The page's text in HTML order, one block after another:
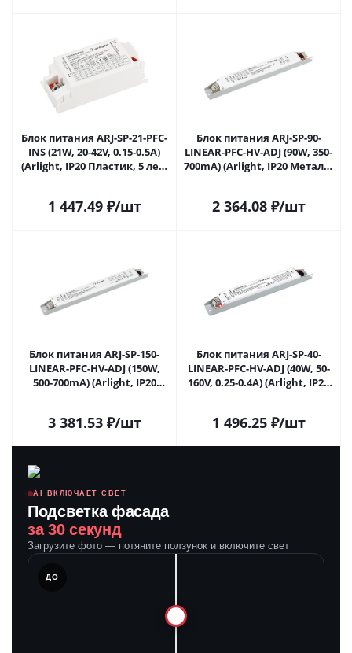
Блок питания ARJ-SP-21-PFC-
INS (21W, 20-42V, 0.15-0.5A)
(Arlight, IP20 Пластик, 5 лет)
1 447.49₽/шт
Блок питания ARJ-SP-90-
LINEAR-PFC-HV-ADJ (90W, 350-
700mA) (Arlight, IP20 Металл,
2 364.08₽/шт
Блок питания ARJ-SP-150-
LINEAR-PFC-HV-ADJ (150W,
500-700mA) (Arlight, IP20
3 381.53₽/шт
Блок питания ARJ-SP-40-
LINEAR-PFC-HV-ADJ (40W, 50-
160V, 0.25-0.4A) (Arlight, IP20
1 496.25₽/шт
AI ВКЛЮЧАЕТ СВЕТ
Подсветка фасада
за 30 секунд
Загрузите фото — потяните ползунок и включите свет
ДО